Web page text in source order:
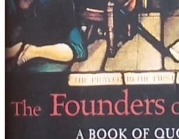
VEDUTE
ZAGREB
ZEMLJOVIDI
Otkup knjiga
O nama
Novosti
AKCIJA
Pretraži: